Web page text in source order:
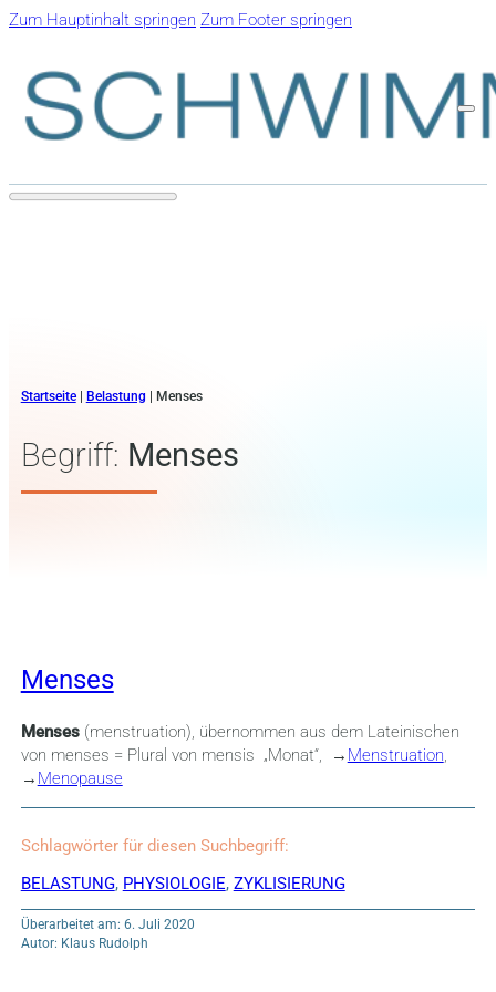
Zum Hauptinhalt springen Zum Footer springen
Startseite| Belastung Menses
Begriff: Menses
Menses
Menses(menstruation), übernommen aus dem Lateinischen
von menses = Plural von mensis „Monat“, → Menstruation,
→ Menopause
Schlagwörter für diesen Suchbegriff:
BELASTUNG, PHYSIOLOGIE, ZYKLISIERUNG
Überarbeitet am: 6. Juli 2020
Autor: Klaus Rudolph